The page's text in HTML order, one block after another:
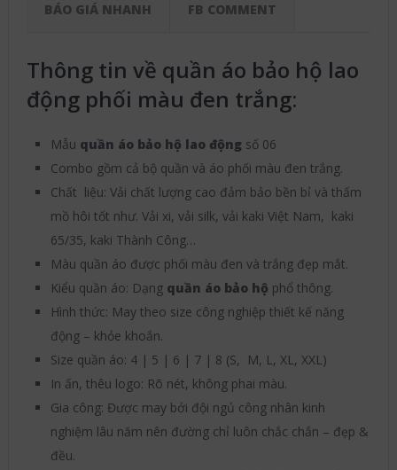
BÁO GIÁ NHANH FB COMMENT
Thông tin về quần áo bảo hộ lao
động phối màu đen trắng:
Mẫu quần áo bảo hộ lao động số 06
Combo gồm cả bộ quần và áo phối màu đen trắng.
Chất liệu: Vải chất lượng cao đảm bảo bền bỉ và thấm
mồ hôi tốt như. Vải xi, vải silk, vải kaki Việt Nam, kaki
65/35, kaki Thành Công…
Màu quần áo được phối màu đen và trắng đẹp mắt.
Kiểu quần áo: Dạngquần áo bảo hộ phổ thông.
Hình thức: May theo size công nghiệp thiết kế năng
động – khỏe khoắn.
Size quần áo: 4 | 5 | 6 | 7 | 8 (S, M, L, XL, XXL)
In ấn, thêu logo: Rõ nét, không phai màu.
Gia công: Được may bởi đội ngủ công nhân kinh
nghiệm lâu năm nên đường chỉ luôn chắc chắn – đẹp &
đều.